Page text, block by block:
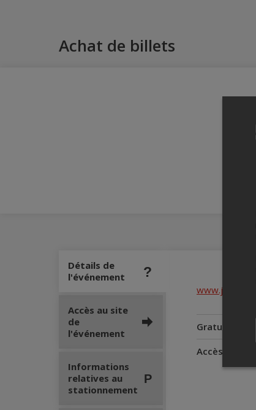
Achat de billets
Détails de
l'événement
Gratuité
Accès pour
Accès au site
de
l'événement
Informations
relatives au
stationnement